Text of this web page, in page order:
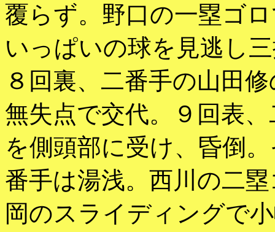
覆らず。野口の一塁ゴ
いっぱいの球を見逃し
８回裏、二番手の山田
無失点で交代。９回表
を側頭部に受け、昏倒
番手は湯浅。西川の二
岡のスライディングで